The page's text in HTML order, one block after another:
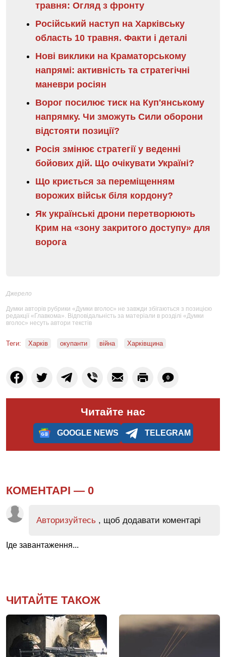
травня: Огляд з фронту
Російський наступ на Харківську
область 10 травня. Факти і деталі
Нові виклики на Краматорському
напрямі: активність та стратегічні
маневри росіян
Ворог посилює тиск на Куп'янському
напрямку. Чи зможуть Сили оборони
відстояти позиції?
Росія змінює стратегії у веденні
бойових дій. Що очікувати Україні?
Що криється за переміщенням
ворожих військ біля кордону?
Як українські дрони перетворюють
Крим на «зону закритого доступу» для
ворога
Джерело
Думки авторів рубрики «Думки вголос» не завжди збігаються з позицією
редакції «Главкома». Відповідальність за матеріали в розділі «Думки
вголос» несуть автори текстів
Теги: Харків окупанти війна Харківщина
0
Читайте нас
GOOGLE NEWS TELEGRAM
КОМЕНТАРІ — 0
Авторизуйтесь , щоб додавати коментарі
Іде завантаження...
ЧИТАЙТЕ ТАКОЖ